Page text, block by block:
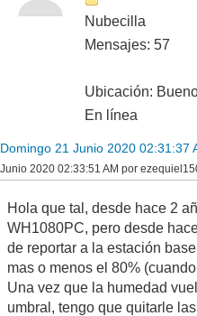
Nubecilla
Mensajes: 57
Ubicación:
En línea
Domingo 21 Junio 2020 02:31:37
Junio 2020 02:33:51 AM por
Hola que tal, desde hace 2
WH1080PC, pero desde
de reportar a la estación
mas o menos el 80%
Una vez que la humedad
umbral, tengo que quitarle